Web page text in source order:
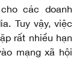
các doanh
Tuy vậy, việc
rất nhiều hạn
mạng xã hội